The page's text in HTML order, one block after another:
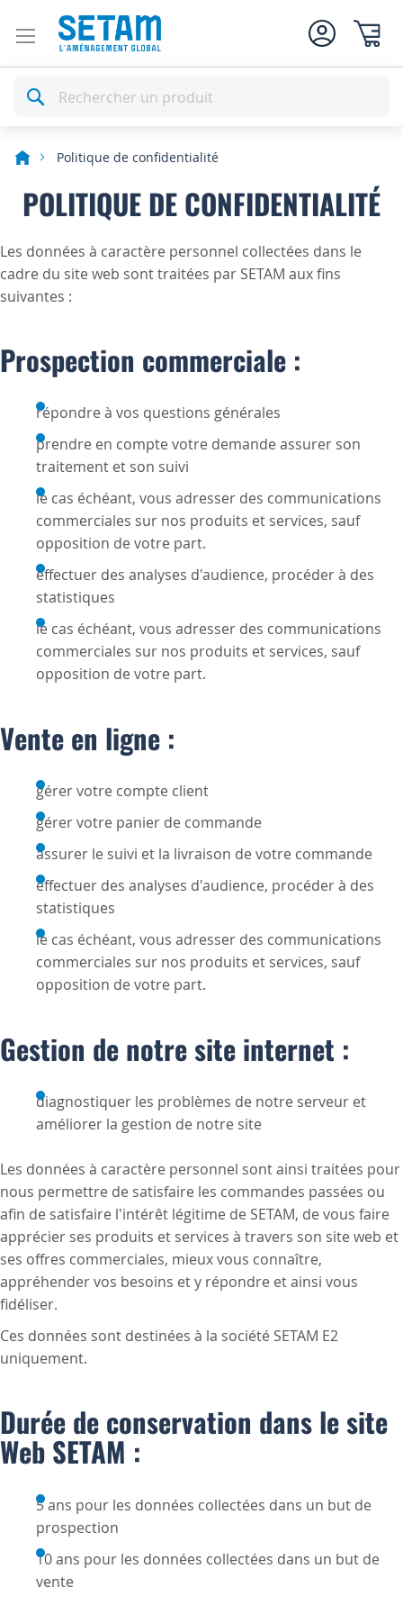
Rechercher
Politique de confidentialité
POLITIQUE DE CONFIDENTIALITÉ
Les données à caractère personnel collectées dans le
cadre du site web sont traitées par SETAM aux fins
suivantes :
Prospection commerciale :
répondre à vos questions générales
prendre en compte votre demande assurer son
traitement et son suivi
le cas échéant, vous adresser des communications
commerciales sur nos produits et services, sauf
opposition de votre part.
effectuer des analyses d'audience, procéder à des
statistiques
le cas échéant, vous adresser des communications
commerciales sur nos produits et services, sauf
opposition de votre part.
Vente en ligne :
gérer votre compte client
gérer votre panier de commande
assurer le suivi et la livraison de votre commande
effectuer des analyses d'audience, procéder à des
statistiques
le cas échéant, vous adresser des communications
commerciales sur nos produits et services, sauf
opposition de votre part.
Gestion de notre site internet :
diagnostiquer les problèmes de notre serveur et
améliorer la gestion de notre site
Les données à caractère personnel sont ainsi traitées pour
nous permettre de satisfaire les commandes passées ou
afin de satisfaire l'intérêt légitime de SETAM, de vous faire
apprécier ses produits et services à travers son site web et
ses offres commerciales, mieux vous connaître,
appréhender vos besoins et y répondre et ainsi vous
fidéliser.
Ces données sont destinées à la société SETAM E2
uniquement.
Durée de conservation dans le site
Web SETAM :
5 ans pour les données collectées dans un but de
prospection
10 ans pour les données collectées dans un but de
vente